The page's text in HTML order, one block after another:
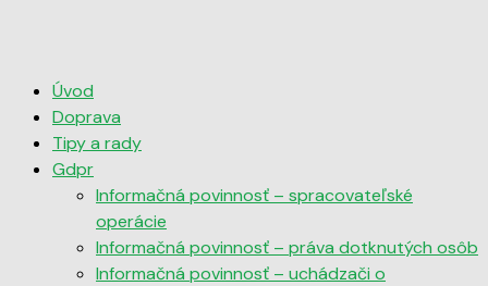
Úvod
Doprava
Tipy a rady
Gdpr
Informačná povinnosť – spracovateľské
operácie
Informačná povinnosť – práva dotknutých osôb
Informačná povinnosť – uchádzači o